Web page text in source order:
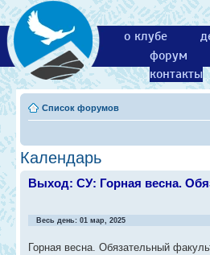
о клубе
форум
контакты
Список форумов
Календарь
Выход: СУ: Горная весна.
Весь день: 01 мар, 2025
Горная весна. Обязательный